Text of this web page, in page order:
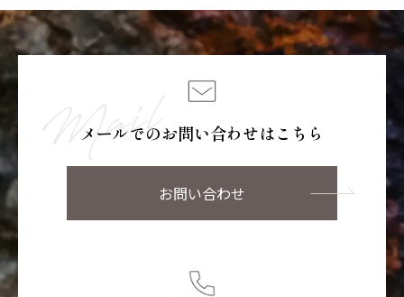
メールでのお問い合わせはこちら
お問い合わせ